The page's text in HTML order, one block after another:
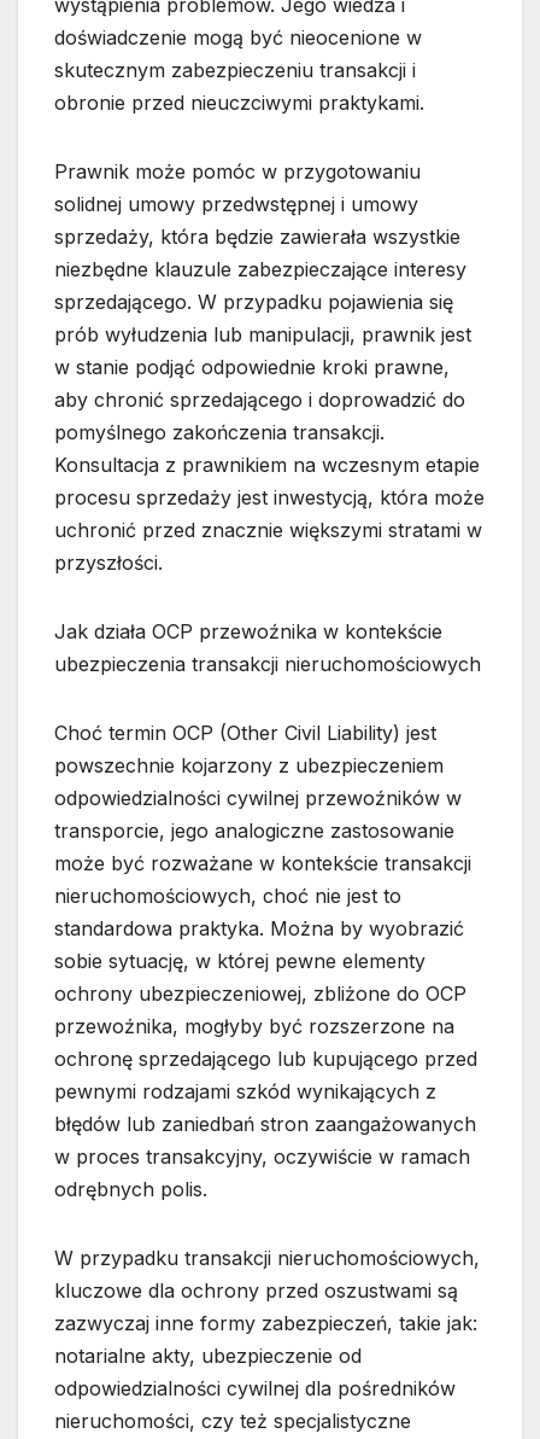
wystąpienia problemów. Jego wiedza i
doświadczenie mogą być nieocenione w
skutecznym zabezpieczeniu transakcji i
obronie przed nieuczciwymi praktykami.
Prawnik może pomóc w przygotowaniu
solidnej umowy przedwstępnej i umowy
sprzedaży, która będzie zawierała wszystkie
niezbędne klauzule zabezpieczające interesy
sprzedającego. W przypadku pojawienia się
prób wyłudzenia lub manipulacji, prawnik jest
w stanie podjąć odpowiednie kroki prawne,
aby chronić sprzedającego i doprowadzić do
pomyślnego zakończenia transakcji.
Konsultacja z prawnikiem na wczesnym etapie
procesu sprzedaży jest inwestycją, która może
uchronić przed znacznie większymi stratami w
przyszłości.
Jak działa OCP przewoźnika w kontekście
ubezpieczenia transakcji nieruchomościowych
Choć termin OCP (Other Civil Liability) jest
powszechnie kojarzony z ubezpieczeniem
odpowiedzialności cywilnej przewoźników w
transporcie, jego analogiczne zastosowanie
może być rozważane w kontekście transakcji
nieruchomościowych, choć nie jest to
standardowa praktyka. Można by wyobrazić
sobie sytuację, w której pewne elementy
ochrony ubezpieczeniowej, zbliżone do OCP
przewoźnika, mogłyby być rozszerzone na
ochronę sprzedającego lub kupującego przed
pewnymi rodzajami szkód wynikających z
błędów lub zaniedbań stron zaangażowanych
w proces transakcyjny, oczywiście w ramach
odrębnych polis.
W przypadku transakcji nieruchomościowych,
kluczowe dla ochrony przed oszustwami są
zazwyczaj inne formy zabezpieczeń, takie jak:
notarialne akty, ubezpieczenie od
odpowiedzialności cywilnej dla pośredników
nieruchomości, czy też specjalistyczne